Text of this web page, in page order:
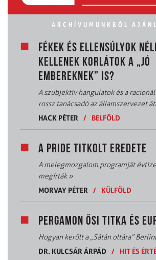
ARCHÍVUMUNKBÓL
FÉKEK ÉS ELLENSÚLYOK
KELLENEK KORLÁTOK A „JÓ
EMBEREKNEK” IS?
A szubjektív hangulatok és a
rossz tanácsadó az államszervezet
HACK PÉTER
/ BELFÖLD
A PRIDE TITKOLT EREDETE
A melegmozgalom programját
megírták»
MORVAY PÉTER
/ KÜLFÖLD
PERGAMON ŐSI TITKA ÉS
Hogyan került a „Sátán oltára”
DR. KULCSÁR ÁRPÁD
/ HIT ÉS